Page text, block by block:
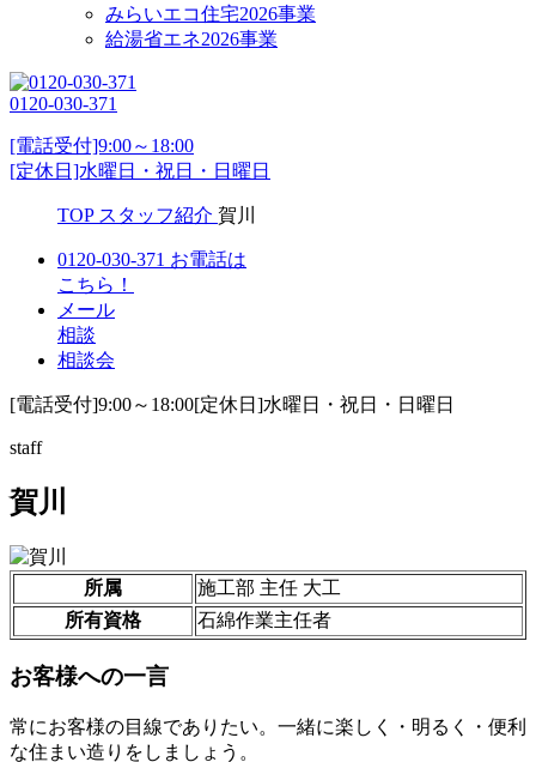
みらいエコ住宅2026事業
給湯省エネ2026事業
0120-030-371
[電話受付]9:00～18:00
[定休日]水曜日・祝日・日曜日
TOP スタッフ紹介 賀川
0120-030-371 お電話は
こちら！
メール
相談
相談会
[電話受付]9:00～18:00[定休日]水曜日・祝日・日曜日
staff
賀川
所属
施工部 主任 大工
所有資格
石綿作業主任者
お客様への一言
常にお客様の目線でありたい。一緒に楽しく・明るく・便利
な住まい造りをしましょう。